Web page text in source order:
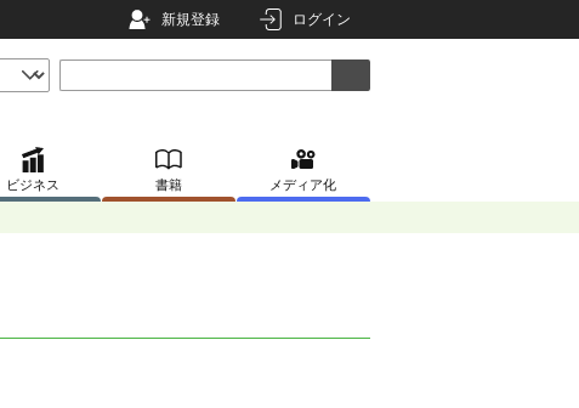
新規登録 ログイン
ビジネス 書籍 メディア化